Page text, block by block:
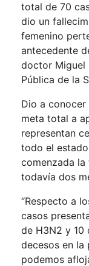
total de 70
dio un
femenino
antecedente
doctor Miguel
Pública de la
Dio a
meta total a
representan
todo el
comenzada
todavía dos
“Respecto a
casos
de H3N2 y 10
decesos en la
podemos